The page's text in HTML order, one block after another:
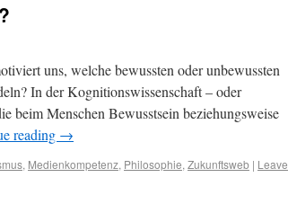
uns, welche bewussten oder unbewussten
In der Kognitionswissenschaft – oder
beim Menschen Bewusstsein beziehungsweise
reading →
, Medienkompetenz, Philosophie, Zukunftsweb | Leave